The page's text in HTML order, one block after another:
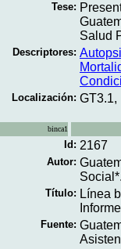
Tese:
Salud
Descriptores:
Localización: GT3.1,
binca1
Id: 2167
Autor:
Título: Línea
Fuente: